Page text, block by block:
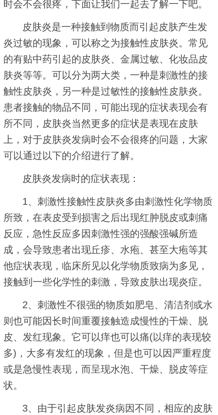
时会不会很疼，下面让我们一起去了解一下吧。
皮肤炎是一种接触到物质而引起皮肤产生发
炎过敏的现象，可以称之为接触性皮肤炎。常见
的有贴中药引起的皮肤炎、金属过敏、化妆品皮
肤炎等等。可以分为两大类，一种是刺激性的接
触性皮肤炎，另一种是过敏性的接触性皮肤炎。
患者接触的物品不同，可能出现的症状表现会有
所不同，皮肤炎当然更多的症状是表现在皮肤
上，对于皮肤炎发病时会不会很疼的问题，大家
可以通过以下的介绍进行了解。
皮肤炎发病时的症状表现：
1、刺激性接触性皮肤炎多由刺激性化学物质
所致，在表皮受到损害之后出现红肿脱皮或刺痛
反应，急性反应多因刺激性强的强酸强碱所造
成，会导致患者出现丘疹、水疱、甚至大疱等其
他症状表现，临床所见以化学物质致病为多见，
接触到一些化学性的刺激，导致皮肤出现炎症。
2、刺激性不很强的物质如肥皂、清洁剂或水
则也可能因长时间重覆接触造成慢性的干燥、脱
皮、发红现象。它可以痒也可以痛(以痒的表现较
多)，大多有发红的现象，但是也可以因严重程度
或是急慢性表现，而呈现水泡、干燥、脱皮等症
状。
3、由于引起皮肤发炎病因不同，相应的皮肤